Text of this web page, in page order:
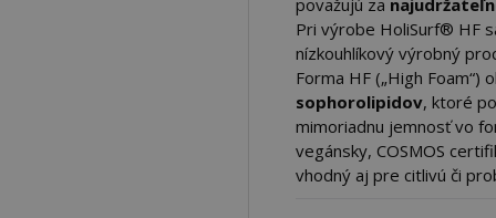
považujú za
Pri výrobe HoliSurf® HF
nízkouhlíkový výrobný
Forma HF („High Foam“)
sophorolipidov, ktoré
mimoriadnu jemnosť vo
vegánsky, COSMOS
vhodný aj pre citlivú či